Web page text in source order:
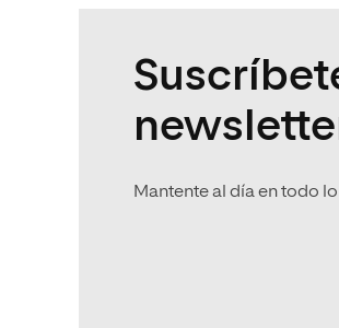
Mantente al día en todo